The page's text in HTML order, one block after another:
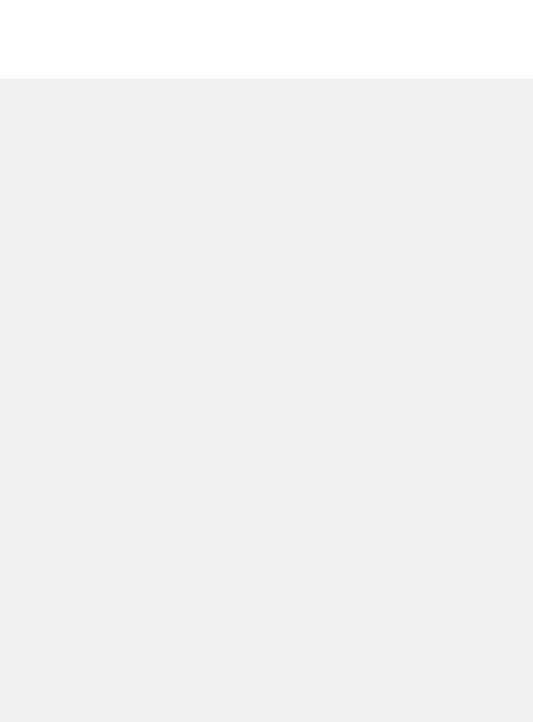
för att förbättra
standarder.
produkter
som de
att uppnå